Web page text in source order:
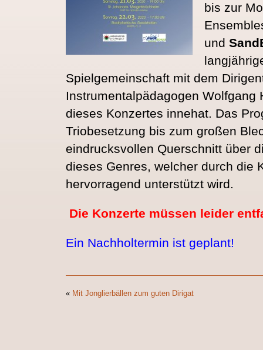
bis zur
und
Spielgemeinschaft mit dem
Instrumentalpädagogen Wolfgang
dieses Konzertes innehat. Das
Triobesetzung bis zum großen
eindrucksvollen Querschnitt über
dieses Genres, welcher durch die
hervorragend unterstützt wird.
Die Konzerte müssen leider
Ein Nachholtermin ist geplant!
« Mit Jonglierbällen zum guten Dirigat